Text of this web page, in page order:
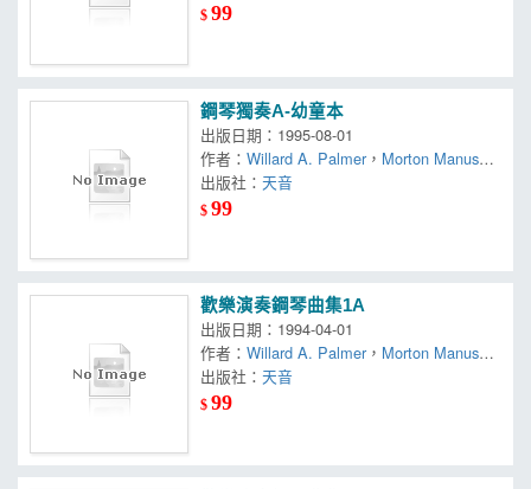
$99
鋼琴獨奏A-幼童本
出版日期：1995-08-01
作者：Willard A. Palmer ， Morton Manus，
Amanda Vick Lethco
出版社：
$99
歡樂演奏鋼琴曲集1A
出版日期：1994-04-01
作者：Willard A. Palmer ， Morton Manus，
Amanda Vick Lethco
出版社：
$99